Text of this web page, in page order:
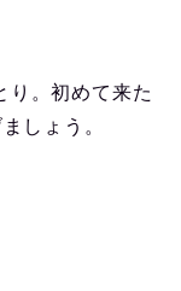
り。初めて来た
しょう。